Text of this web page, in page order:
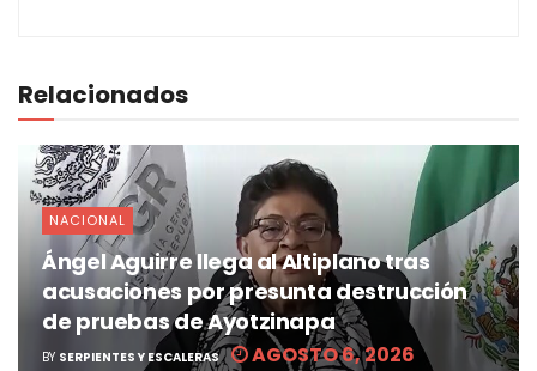
Relacionados
NACIONAL
Ángel Aguirre llega al Altiplano tras
acusaciones por presunta destrucción
de pruebas de Ayotzinapa
BY SERPIENTES Y ESCALERAS AGOSTO 6, 2026